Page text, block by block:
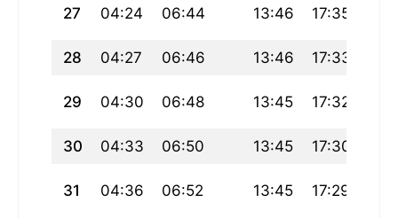
27 04:24 06:44 13:46 17:35
28 04:27 06:46 13:46 17:33
29 04:30 06:48 13:45 17:32
30 04:33 06:50 13:45 17:30
31 04:36 06:52 13:45 17:29